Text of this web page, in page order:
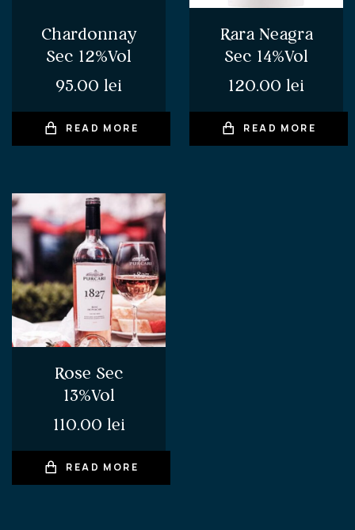
Chardonnay
Sec 12%Vol
95.00 lei
READ MORE
Rara Neagra
Sec 14%Vol
120.00 lei
READ MORE
Rose Sec
13%Vol
110.00 lei
READ MORE